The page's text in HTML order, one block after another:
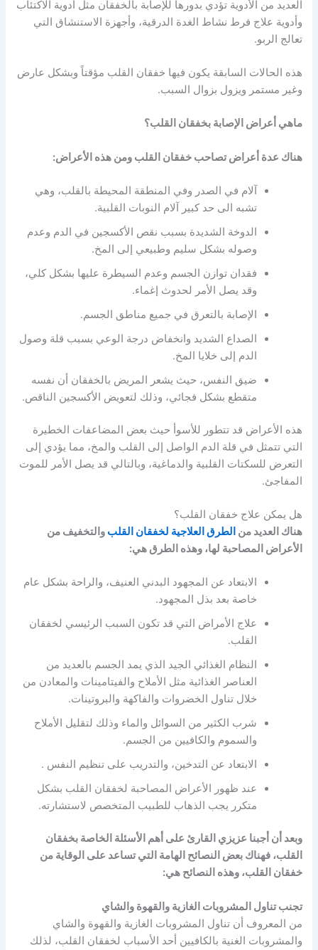
العديد من الأدوية تؤدي بدورها للإصابة بالخفقان مثل أدوية الاكتئاب
وأدوية علاج فرط نشاط الغدة الدرقية، وأجهزة الاستنشاق التي
تعالج الربو.
هذه الحالات السابقة يكون فيها خفقان القلب مؤقتاً وبشكل عارض
وغير مستمر ويزول بزوال السبب.
ماهي أعراض الإصابة بخفقان القلب؟
هناك عدة أعراض تصاحب خفقان القلب ومن هذه الأعراض:
آلام في الصدر وفي المنطقة المحيطة بالقلب، وهي
تشبه الى حد كبير آلام النوبات القلبية.
الدوخة الشديدة بسبب نقص الأكسجين في الدم وعدم
وصوله بشكل سليم وطبيعي إلى المخ.
فقدان توازن الجسم وعدم السيطرة عليها بشكل كلي،
وقد يصل الأمر لحدوث إغماء.
الإصابة بالتعرق في جميع مناطق الجسم.
الصداع الشديد وانخفاض درجة الوعي بسبب قلة وصول
الدم إلى خلايا المخ.
ضيق النفس، حيث يشعر المريض بالخفقان أن نفسه
متقطع بشكل فجائي، وذلك لتعويض الأكسجين الناقص.
هذه الأعراض قد تتطور للأسوأ حيث بعض المضاعفات الخطيرة
التي تتمثل في قلة الدم الواصل إلى القلب والمخ، مما يؤدي إلى
التعرض للسكتات القلبية والدماغية، وبالتالي قد يصل الأمر للموت
المفاجئ.
هل يمكن علاج خفقان القلب؟
هناك العديد من الطرق العلاجية لخفقان القلب والتخفيف من
الأعراض المصاحبة لها، وهذه الطرق هي:
الابتعاد عن المجهود البدني العنيف، والراحة بشكل عام
خاصة بعد بذل المجهود.
علاج الأمراض التي قد تكون السبب الرئيسي لخفقان
القلب.
النظام الغذائي الجيد الذي يمد الجسم بالعديد من
العناصر الغذائية مثل الأملاح والفيتامينات والمعادن من
خلال تناول الخضروات والفاكهة والبروتينات.
شرب الكثير من السوائل والماء وذلك لتقليل الأملاح
والسموم والكافيين من الجسم.
الابتعاد عن التدخين، والتدريب على تنظيم النفس .
عند ظهور الأعراض المصاحبة لخفقان القلب بشكل
متكرر يجب الذهاب للطبيب المتخصص لاستشارته.
وبعد أن أجبنا عزيزي القارئ على أهم الأسئلة الخاصة بخفقان
القلب، فهناك بعض النصائح الهامة التي تساعد على الوقاية من
خفقان القلب، وهذه النصائح هي:
تجنب تناول المشروبات الغازية والقهوة والشاي
من المعروف أن تناول المشروبات الغازية والقهوة والشاي
والمشروبات الغنية بالكافيين أحد الأسباب لخفقان القلب، لذلك